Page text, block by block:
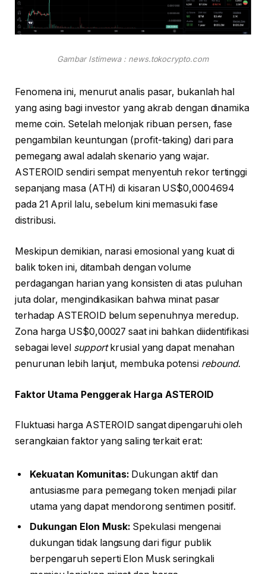
Gambar Istimewa : news.tokocrypto.com
Fenomena ini, menurut analis pasar, bukanlah hal
yang asing bagi investor yang akrab dengan dinamika
meme coin. Setelah melonjak ribuan persen, fase
pengambilan keuntungan (profit-taking) dari para
pemegang awal adalah skenario yang wajar.
ASTEROID sendiri sempat menyentuh rekor tertinggi
sepanjang masa (ATH) di kisaran US$0,0004694
pada 21 April lalu, sebelum kini memasuki fase
distribusi.
Meskipun demikian, narasi emosional yang kuat di
balik token ini, ditambah dengan volume
perdagangan harian yang konsisten di atas puluhan
juta dolar, mengindikasikan bahwa minat pasar
terhadap ASTEROID belum sepenuhnya meredup.
Zona harga US$0,00027 saat ini bahkan diidentifikasi
sebagai level supportkrusial yang dapat menahan
penurunan lebih lanjut, membuka potensi rebound.
Faktor Utama Penggerak Harga ASTEROID
Fluktuasi harga ASTEROID sangat dipengaruhi oleh
serangkaian faktor yang saling terkait erat:
Kekuatan Komunitas: Dukungan aktif dan
antusiasme para pemegang token menjadi pilar
utama yang dapat mendorong sentimen positif.
Dukungan Elon Musk: Spekulasi mengenai
dukungan tidak langsung dari figur publik
berpengaruh seperti Elon Musk seringkali